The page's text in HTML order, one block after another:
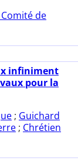
de
infiniment
pour la
; Guichard
; Chrétien